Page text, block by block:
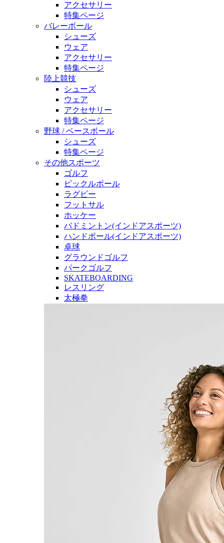
アクセサリー
特集ページ
バレーボール
シューズ
ウェア
アクセサリー
特集ページ
陸上競技
シューズ
ウェア
アクセサリー
特集ページ
野球 / ベースボール
シューズ
特集ページ
その他スポーツ
ゴルフ
ピックルボール
ラグビー
フットサル
ホッケー
バドミントン(インドアスポーツ)
ハンドボール(インドアスポーツ)
卓球
グラウンドゴルフ
パークゴルフ
SKATEBOARDING
レスリング
太極拳